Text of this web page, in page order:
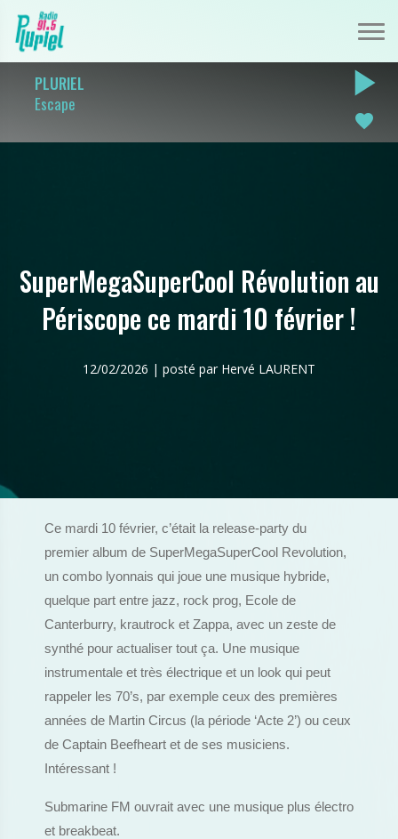
PLURIEL
Escape
play_arrow
favorite
SuperMegaSuperCool Révolution au
Périscope ce mardi 10 février !
12/02/2026 | posté par Hervé LAURENT
Ce mardi 10 février, c’était la release-party du
premier album de SuperMegaSuperCool Revolution,
un combo lyonnais qui joue une musique hybride,
quelque part entre jazz, rock prog, Ecole de
Canterburry, krautrock et Zappa, avec un zeste de
synthé pour actualiser tout ça. Une musique
instrumentale et très électrique et un look qui peut
rappeler les 70’s, par exemple ceux des premières
années de Martin Circus (la période ‘Acte 2’) ou ceux
de Captain Beefheart et de ses musiciens.
Intéressant !
Submarine FM ouvrait avec une musique plus électro
et breakbeat.